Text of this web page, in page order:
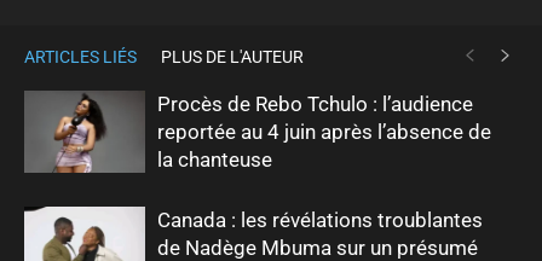
ARTICLES LIÉS PLUS DE L'AUTEUR
Procès de Rebo Tchulo : l’audience
reportée au 4 juin après l’absence de
la chanteuse
Canada : les révélations troublantes
de Nadège Mbuma sur un présumé